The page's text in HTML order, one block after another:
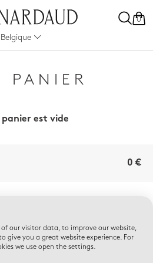
0
Belgique
PANIER
est vide
0 €
E-
our visitor data, to improve our website,
give you a great website experience. For
we use open the settings.